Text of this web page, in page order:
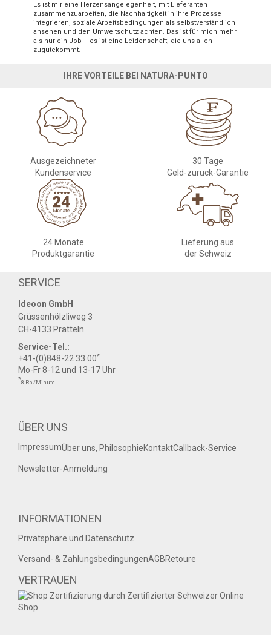
Es ist mir eine Herzensangelegenheit, mit Lieferanten
zusammenzuarbeiten, die Nachhaltigkeit in ihre Prozesse
integrieren, soziale Arbeitsbedingungen als selbstverständlich
ansehen und den Umweltschutz achten. Das ist für mich mehr
als nur ein Job – es ist eine Leidenschaft, die uns allen
zugutekommt.
IHRE VORTEILE BEI NATURA-PUNTO
Ausgezeichneter
Kundenservice
30 Tage
Geld-zurück-Garantie
24 Monate
Produktgarantie
Lieferung aus
der Schweiz
SERVICE
Ideoon GmbH
Grüssenhölzliweg 3
CH-4133 Pratteln
Service-Tel.:
+41-(0)848-22 33 00*
Mo-Fr 8-12 und 13-17 Uhr
*8 Rp./Minute
ÜBER UNS
ImpressumÜber uns, PhilosophieKontaktCallback-Service
Newsletter-Anmeldung
INFORMATIONEN
Privatsphäre und Datenschutz
Versand- & ZahlungsbedingungenAGBRetoure
VERTRAUEN